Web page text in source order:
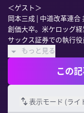
＜ゲスト＞
岡本三成 | 中道改革連合
創価大卒。米ケロッグ
サックス証券での執行
もっと見る
この
表示モード (ライ